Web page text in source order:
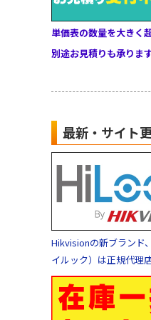
単価表の数量を大きく
別途お見積りも承ります
最新・サイト
Hikvisionの新ブランド
イルック）は正規代理